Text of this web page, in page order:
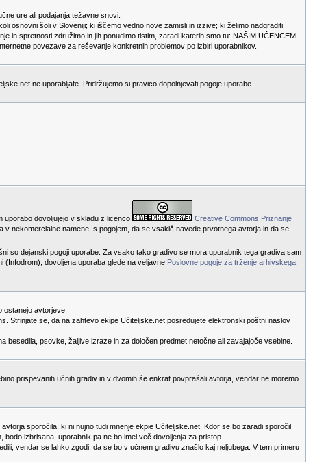
ure ali podajanja težavne snovi.
osnovni šoli v Sloveniji; ki iščemo vedno nove zamisli in izzive; ki želimo nadgraditi
in spretnosti združimo in jih ponudimo tistim, zaradi katerih smo tu: NAŠIM UČENCEM.
povezave za reševanje konkretnih problemov po izbiri uporabnikov.
ne uporabljate. Pridržujemo si pravico dopolnjevati pogoje uporabe.
uporabo dovoljujejo v skladu z licenco
Creative Commons Priznanje
v nekomercialne namene, s pogojem, da se vsakič navede prvotnega avtorja in da se
so dejanski pogoji uporabe. Za vsako tako gradivo se mora uporabnik tega gradiva sam
(Infodrom), dovoljena uporaba glede na veljavne Poslovne pogoje za trženje arhivskega
avtorjeve.
Strinjate se, da na zahtevo ekipe Učiteljske.net posredujete elektronski poštni naslov
psovke, žaljive izraze in za določen predmet netočne ali zavajajoče vsebine.
prispevanih učnih gradiv in v dvomih še enkrat povprašali avtorja, vendar ne moremo
sporočila, ki ni nujno tudi mnenje ekpie Učiteljske.net. Kdor se bo zaradi sporočil
izbrisana, uporabnik pa ne bo imel več dovoljenja za pristop.
vendar se lahko zgodi, da se bo v učnem gradivu znašlo kaj neljubega. V tem primeru